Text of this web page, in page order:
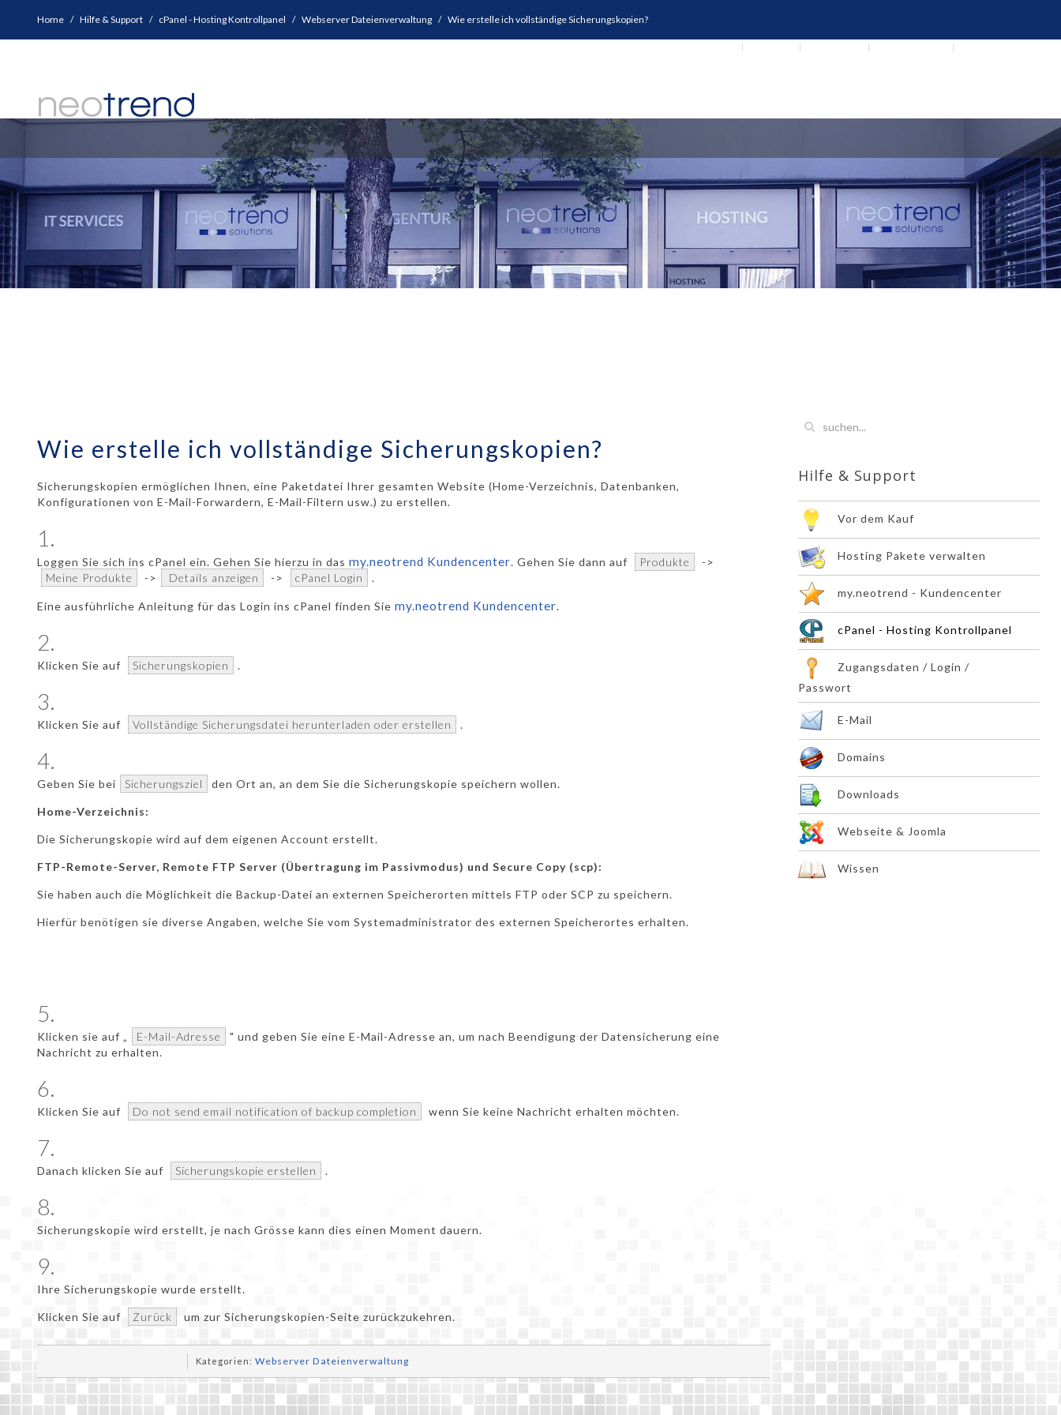
Home Hilfe & Support cPanel - Hosting Kontrollpanel Webserver Dateienverwaltung Wie erstelle ich vollständige Sicherungskopien?
IT Services Webdesign Hosting VoIP & Internet
Wie erstelle ich vollständige Sicherungskopien?
Sicherungskopien ermöglichen Ihnen, eine Paketdatei Ihrer gesamten Website (Home-Verzeichnis, Datenbanken,
Konfigurationen von E-Mail-Forwardern, E-Mail-Filtern usw.) zu erstellen.
1.
Loggen Sie sich ins cPanel ein. Gehen Sie hierzu in das my.neotrend Kundencenter. Gehen Sie dann auf Produkte
->
Meine Produkte
-> Details anzeigen -> cPanel Login .
Eine ausführliche Anleitung für das Login ins cPanel finden Sie my.neotrend Kundencenter.
2.
Klicken Sie auf Sicherungskopien .
3.
Klicken Sie auf Vollständige Sicherungsdatei herunterladen oder erstellen .
4.
Geben Sie bei Sicherungsziel den Ort an, an dem Sie die Sicherungskopie speichern wollen.
Home-Verzeichnis:
Die Sicherungskopie wird auf dem eigenen Account erstellt.
FTP-Remote-Server, Remote FTP Server (Übertragung im Passivmodus) und Secure Copy (scp):
Sie haben auch die Möglichkeit die Backup-Datei an externen Speicherorten mittels FTP oder SCP zu speichern.
Hierfür benötigen sie diverse Angaben, welche Sie vom Systemadministrator des externen Speicherortes erhalten.
5.
Klicken sie auf „ E-Mail-Adresse
" und geben Sie eine E-Mail-Adresse an, um nach Beendigung der Datensicherung eine
Nachricht zu erhalten.
6.
Klicken Sie auf Do not send email notification of backup completion wenn Sie keine Nachricht erhalten möchten.
7.
Danach klicken Sie auf Sicherungskopie erstellen .
8.
Sicherungskopie wird erstellt, je nach Grösse kann dies einen Moment dauern.
9.
Ihre Sicherungskopie wurde erstellt.
Klicken Sie auf Zurück um zur Sicherungskopien-Seite zurückzukehren.
Kategorien: Webserver Dateienverwaltung
Hilfe & Support
Vor dem Kauf
Hosting Pakete verwalten
my.neotrend - Kundencenter
cPanel - Hosting Kontrollpanel
Zugangsdaten / Login /
Passwort
E-Mail
Domains
Downloads
Webseite & Joomla
Wissen